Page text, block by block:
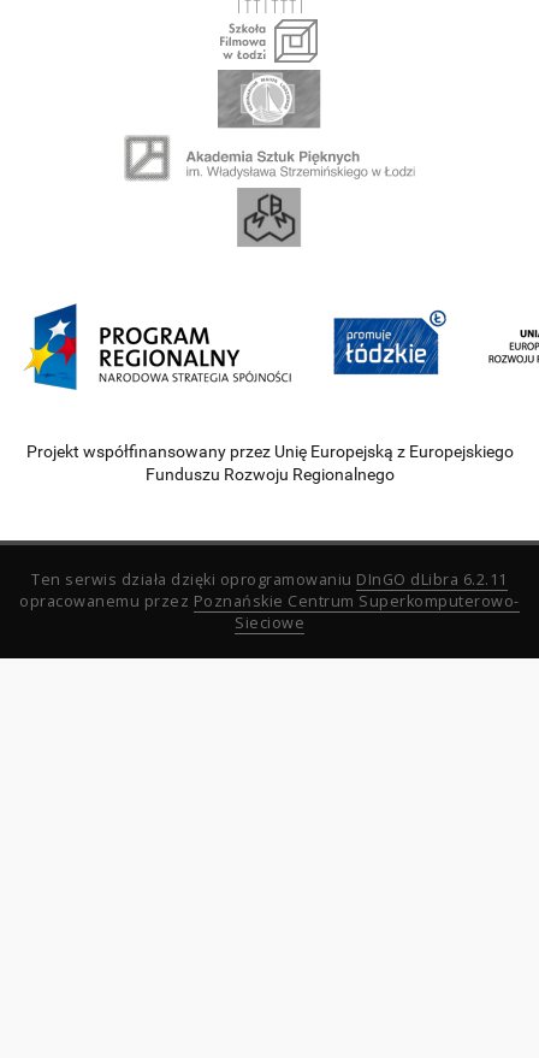
Projekt współfinansowany przez Unię Europejską z Europejskiego
Funduszu Rozwoju Regionalnego
Ten serwis działa dzięki oprogramowaniu DInGO dLibra 6.2.11
opracowanemu przez Poznańskie Centrum Superkomputerowo-
Sieciowe